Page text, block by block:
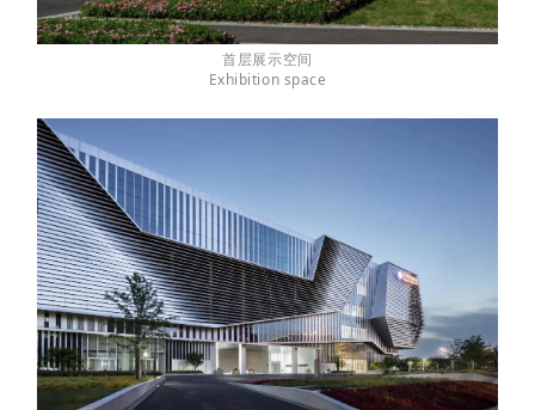
首层展示空间
Exhibition space